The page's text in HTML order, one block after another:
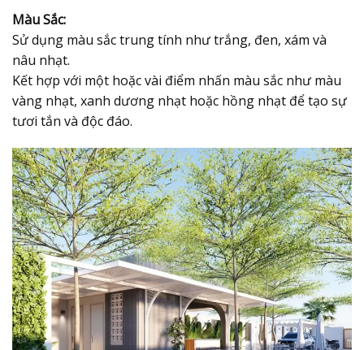
Màu Sắc:
Sử dụng màu sắc trung tính như trắng, đen, xám và
nâu nhạt.
Kết hợp với một hoặc vài điểm nhấn màu sắc như màu
vàng nhạt, xanh dương nhạt hoặc hồng nhạt để tạo sự
tươi tắn và độc đáo.